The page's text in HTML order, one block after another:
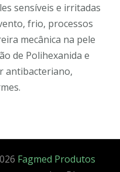
sensíveis e irritadas
frio, processos
mecânica na pele
de Polihexanida e
antibacteriano,
Fagmed Produtos